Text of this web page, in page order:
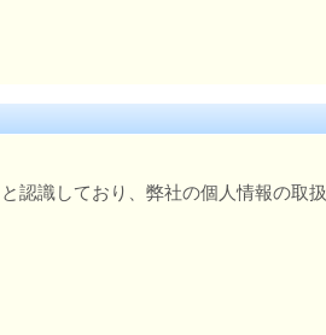
認識しており、弊社の個人情報の取扱